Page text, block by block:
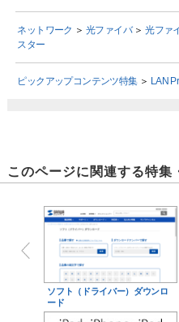
ネットワーク ＞ 光ファイバ＞光ファ
スター
ピックアップコンテンツ特集＞ LAN
このページに関連する特集
ソフト（ドライバー）ダウンロ
ード